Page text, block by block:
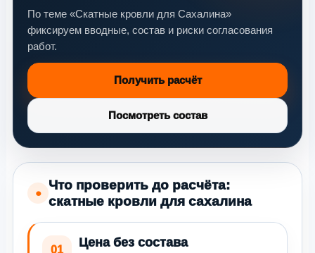
По теме «Скатные кровли для Сахалина»
фиксируем вводные, состав и риски согласования
работ.
Получить расчёт
Посмотреть состав
●
Что проверить до расчёта:
скатные кровли для сахалина
01
Цена без состава